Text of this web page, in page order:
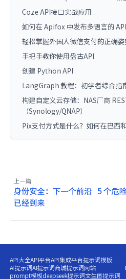
Coze API接口实战应用
如何在 Apifox 中发布多语言的 API
轻松掌握外国人微信支付的正确
手把手教你使用盘古API
创建 Python API
LangGraph 教程：初学者综合指
构建自定义云存储：NAS厂商
（Synology/QNAP）
Pix支付方式是什么？如何在巴西
上一篇
身份安全：下一个前沿
已经到来
5 个危
API大全API平台API集成平台提示词模板
AI提示词AI提示词商城提示词网站
prompt模板deepseek提示词文生图提示词